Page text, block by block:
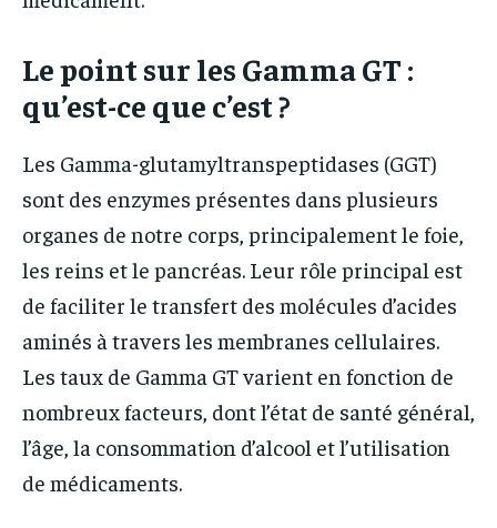
Le point sur les Gamma GT :
qu’est-ce que c’est ?
Les Gamma-glutamyltranspeptidases (GGT)
sont des enzymes présentes dans plusieurs
organes de notre corps, principalement le foie,
les reins et le pancréas. Leur rôle principal est
de faciliter le transfert des molécules d’acides
aminés à travers les membranes cellulaires.
Les taux de Gamma GT varient en fonction de
nombreux facteurs, dont l’état de santé général,
l’âge, la consommation d’alcool et l’utilisation
de médicaments.